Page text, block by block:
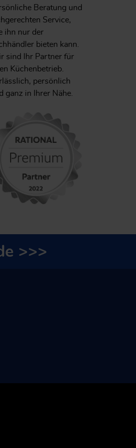
Beratung und
Service,
ihn nur der
bieten kann.
sind Ihr Partner für
Küchenbetrieb.
persönlich
ganz in Ihrer Nähe.
>>>